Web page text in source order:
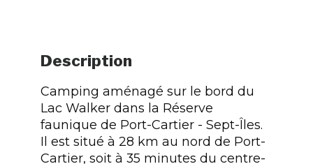
Description
Camping aménagé sur le bord du
Lac Walker dans la Réserve
faunique de Port-Cartier - Sept-Îles.
Il est situé à 28 km au nord de Port-
Cartier, soit à 35 minutes du centre-